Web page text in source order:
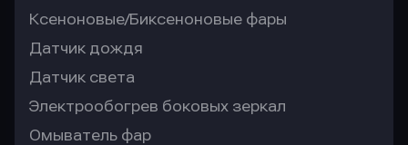
Ксеноновые/Биксеноновые фары
Датчик дождя
Датчик света
Электрообогрев боковых зеркал
Омыватель фар